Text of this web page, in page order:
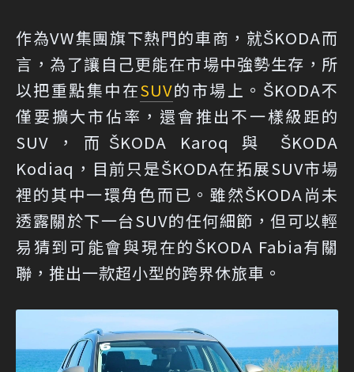
作為VW集團旗下熱門的車商，就ŠKODA而
言，為了讓自己更能在市場中強勢生存，所
以把重點集中在SUV的市場上。ŠKODA不
僅要擴大市佔率，還會推出不一樣級距的
SUV，而ŠKODA Karoq 與 ŠKODA
Kodiaq，目前只是ŠKODA在拓展SUV市場
裡的其中一環角色而已。雖然ŠKODA尚未
透露關於下一台SUV的任何細節，但可以輕
易猜到可能會與現在的ŠKODA Fabia有關
聯，推出一款超小型的跨界休旅車。